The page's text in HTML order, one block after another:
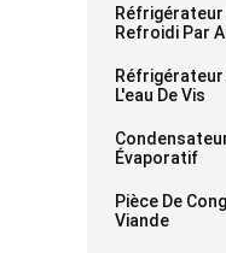
Réfrigérateur
Refroidi Par
L'eau De Vis
Évaporatif
Pièce De
Viande